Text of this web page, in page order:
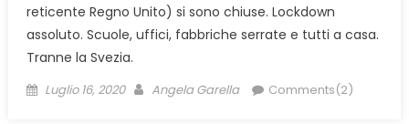
reticente Regno Unito) si sono chiuse. Lockdown
assoluto. Scuole, uffici, fabbriche serrate e tutti a casa.
Tranne la Svezia.
Posted
Luglio 16, 2020 Author
Angela Garella Comments(2)